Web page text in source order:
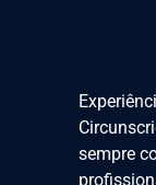
sempre